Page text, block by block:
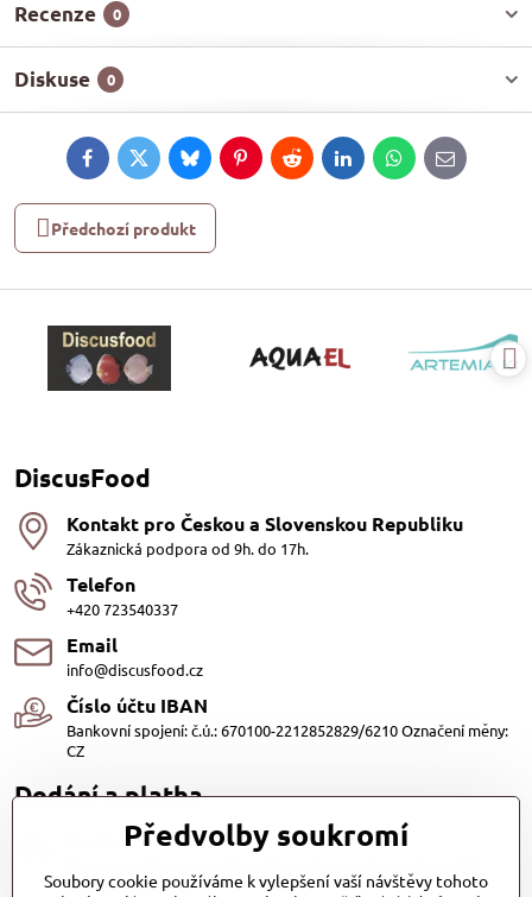
Recenze 0
Diskuse 0
FacebookTwitterBlueskyPinterestRedditLinkedInWhatsApp
E-
mail
Předchozí produkt
DiscusFood
Kontakt pro Českou a Slovenskou Republiku
Zákaznická podpora od 9h. do 17h.
Telefon
+420 723540337
Email
info@discusfood.cz
Číslo účtu IBAN
Bankovní spojení: č.ú.: 670100-2212852829/6210 Označení měny:
CZ
Dodání a platba
Dodání
s.r.o. a Zásilkovna
Předvolby soukromí
Soubory cookie používáme k vylepšení vaší návštěvy tohoto